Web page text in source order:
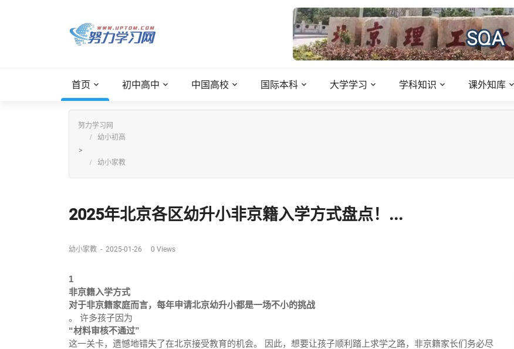
首页 初中高中 中国高校 国际本科 大学学习 学科知识 课外知库
努力学习网
幼小初高
>
幼小家教
2025年北京各区幼升小非京籍入学方式盘点！...
幼小家教 - 2025-01-26 0 Views
1
非京籍入学方式
对于非京籍家庭而言，每年申请北京幼升小都是一场不小的挑战
。 许多孩子因为
“材料审核不通过”
这一关卡，遗憾地错失了在北京接受教育的机会。 因此，想要让孩子顺利踏上求学之路，非京籍家长们务必尽